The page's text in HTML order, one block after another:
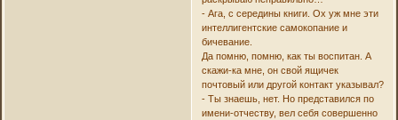
- Ага, с середины книги. Ох уж мне эти
интеллигентские самокопание и
бичевание.
Да помню, помню, как ты воспитан. А
скажи-ка мне, он свой ящичек
почтовый или другой контакт указывал?
- Ты знаешь, нет. Но представился по
имени-отчеству, вел себя совершенно